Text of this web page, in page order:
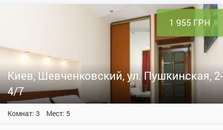
1 955 ГРН
Киев, Шевченковский, ул. Пушкинская, 2-
4/7
Комнат: 3 Мест: 5